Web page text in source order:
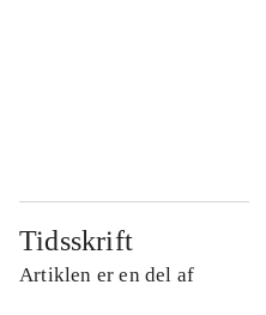
Tidsskrift
Artiklen er en del af